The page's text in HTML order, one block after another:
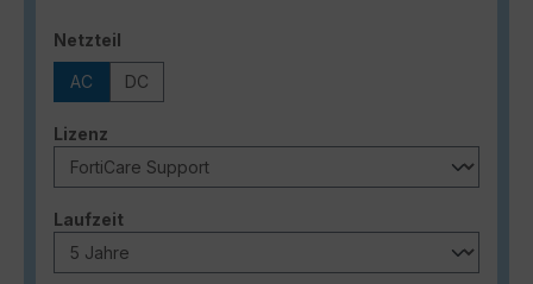
Netzteil
AC DC
Lizenz
Laufzeitauswählen